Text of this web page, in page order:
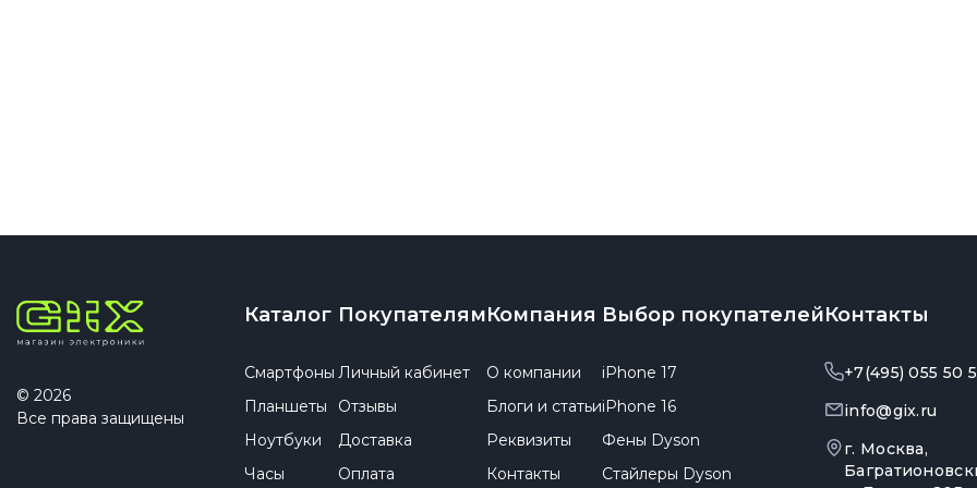
© 2026
Все права защищены
Каталог
Смартфоны
Планшеты
Ноутбуки
Часы
Покупателям
Личный кабинет
Отзывы
Доставка
Оплата
Компания
О компании
Блоги и статьи
Реквизиты
Контакты
Выбор покупателей
iPhone 17
iPhone 16
Фены Dyson
Стайлеры Dyson
Контакты
+7(495) 055 50
info@gix.ru
г. Москва,